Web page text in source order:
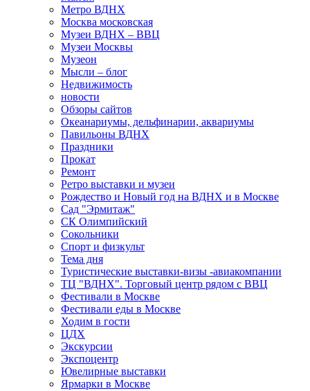
Метро ВДНХ
Москва московская
Музеи ВДНХ – ВВЦ
Музеи Москвы
Музеон
Мысли – блог
Недвижимость
новости
Обзоры сайтов
Океанариумы, дельфинарии, аквариумы
Павильоны ВДНХ
Праздники
Прокат
Ремонт
Ретро выставки и музеи
Рождество и Новый год на ВДНХ и в Москве
Сад "Эрмитаж"
СК Олимпийский
Сокольники
Спорт и физкульт
Тема дня
Туристические выставки-визы -авиакомпании
ТЦ "ВДНХ". Торговый центр рядом с ВВЦ
Фестивали в Москве
Фестивали еды в Москве
Ходим в гости
ЦДХ
Экскурсии
Экспоцентр
Ювелирные выставки
Ярмарки в Москве